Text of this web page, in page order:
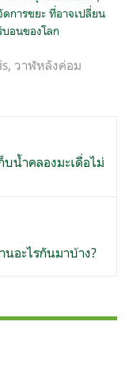
การขยะ ที่อาจเปลี่ยน
อนของโลก
, วาฬหลังค่อม
น้ำคลองมะเดื่อไม่
นอะไรกันมาบ้าง?